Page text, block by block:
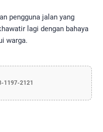
pengguna jalan yang
lagi dengan bahaya
warga.
1197-2121